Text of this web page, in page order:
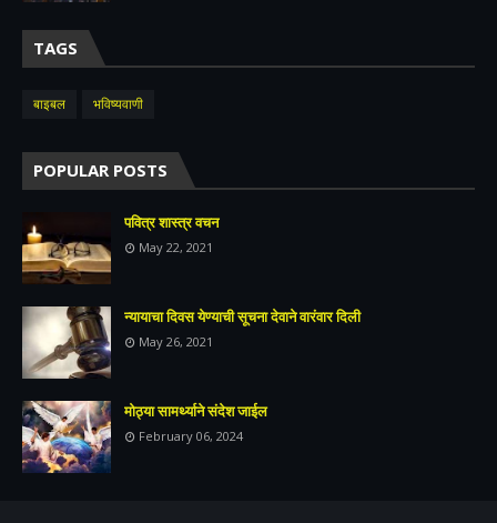
TAGS
बाइबल भविष्यवाणी
POPULAR POSTS
पवित्र शास्त्र वचन
May 22, 2021
न्यायाचा दिवस येण्याची सूचना देवाने वारंवार दिली
May 26, 2021
मोठ्या सामर्थ्याने संदेश जाईल
February 06, 2024